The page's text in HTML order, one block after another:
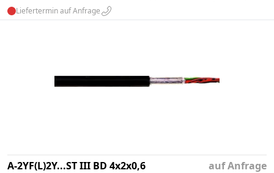
Liefertermin auf Anfrage
A-2YF(L)2Y...ST III BD 4x2x0,6
auf Anfrage